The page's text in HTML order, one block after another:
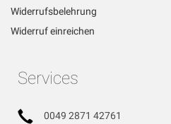
Widerrufsbelehrung
Widerruf einreichen
Services
0049 2871 42761